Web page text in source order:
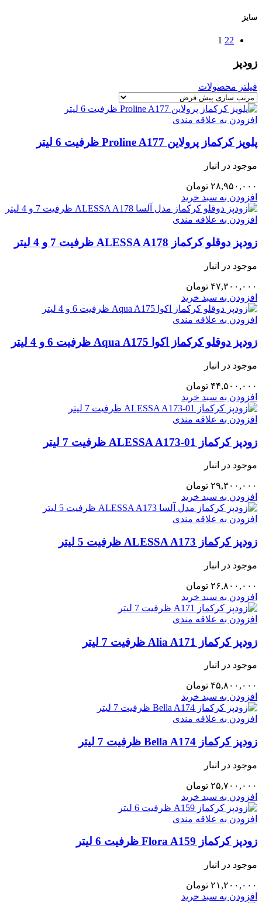
سایز
22
1
زودپز
فیلتر محصولات
افزودن به علاقه مندی
پلوپز کرکماز پرولاین Proline A177 ظرفیت 6 لیتر
موجود در انبار
۲۸,۹۵۰,۰۰۰ تومان
افزودن به سبد خرید
افزودن به علاقه مندی
زودپز دوقلو کرکماز ALESSA A178 ظرفیت 7 و 4 لیتر
موجود در انبار
۴۷,۳۰۰,۰۰۰ تومان
افزودن به سبد خرید
افزودن به علاقه مندی
زودپز دوقلو کرکماز اکوا Aqua A175 ظرفیت 6 و 4 لیتر
موجود در انبار
۴۴,۵۰۰,۰۰۰ تومان
افزودن به سبد خرید
افزودن به علاقه مندی
زودپز کرکماز 01-ALESSA A173 ظرفیت 7 لیتر
موجود در انبار
۲۹,۳۰۰,۰۰۰ تومان
افزودن به سبد خرید
افزودن به علاقه مندی
زودپز کرکماز ALESSA A173 ظرفیت 5 لیتر
موجود در انبار
۲۶,۸۰۰,۰۰۰ تومان
افزودن به سبد خرید
افزودن به علاقه مندی
زودپز کرکماز Alia A171 ظرفیت 7 لیتر
موجود در انبار
۴۵,۸۰۰,۰۰۰ تومان
افزودن به سبد خرید
افزودن به علاقه مندی
زودپز کرکماز Bella A174 ظرفیت 7 لیتر
موجود در انبار
۲۵,۷۰۰,۰۰۰ تومان
افزودن به سبد خرید
افزودن به علاقه مندی
زودپز کرکماز Flora A159 ظرفیت 6 لیتر
موجود در انبار
۲۱,۲۰۰,۰۰۰ تومان
افزودن به سبد خرید